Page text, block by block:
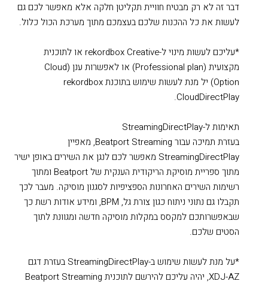
דבר זה לא רק מבטיח חוויית תקליטן חלקה אלא מאפשר לכם גם
לעשות את כל ההכנות שלכם בעצמכם מתוך מערכת הכול כלול.
*עליכם לעשות מינוי ל-rekordbox Creative או לתוכנית
מקצועית (Professional plan) או לאפשרות ענן (Cloud
Option) יל מנת לעשות שימוש בתוכנת rekordbox
CloudDirectPlay.
תאימות ל-StreamingDirectPlay
בעזרת תמיכה עבור Beatport Streaming, מאפיין
StreamingDirectPlay מאפשר לכם לנגן את השירים באופן ישיר
מתוך ספריית מוסיקת הריקודית הענקית של Beatport ומתוך
רשימות השירים האחרונות הספציפיות לסגנון מוסיקה. מעבר לכך
תקבלו גם נתוני ניתוח כגון צורת גל, BPM, ומידע אודות רשת כך
שבאפשרותכם למקסס במקלות מוסיקה חדשה ומגוונת לתוך
הסטים שלכם.
*על מנת לעשות שימוש ב-StreamingDirectPlay בעזרת דגם
XDJ-AZ, יהיה עליכם להירשם לתוכנית Beatport Streaming